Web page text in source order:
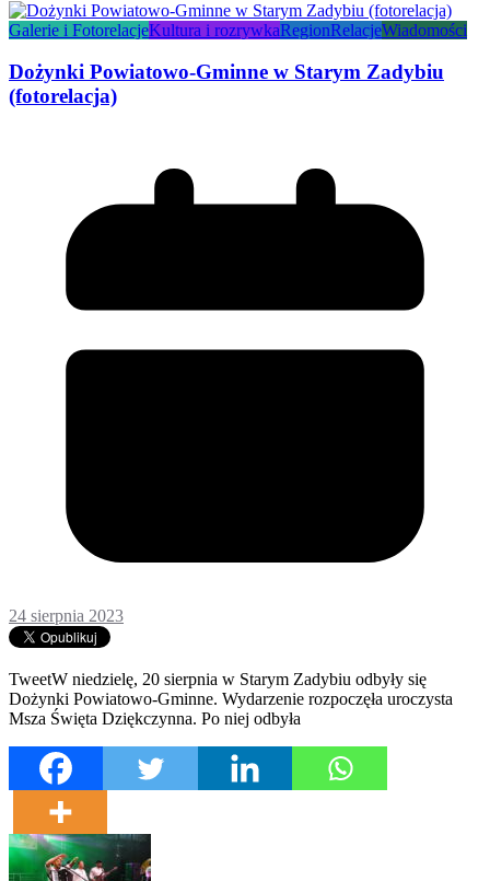
Galerie i FotorelacjeKultura i rozrywkaRegionRelacjeWiadomości
Dożynki Powiatowo-Gminne w Starym Zadybiu
(fotorelacja)
24 sierpnia 2023
TweetW niedzielę, 20 sierpnia w Starym Zadybiu odbyły się
Dożynki Powiatowo-Gminne. Wydarzenie rozpoczęła uroczysta
Msza Święta Dziękczynna. Po niej odbyła